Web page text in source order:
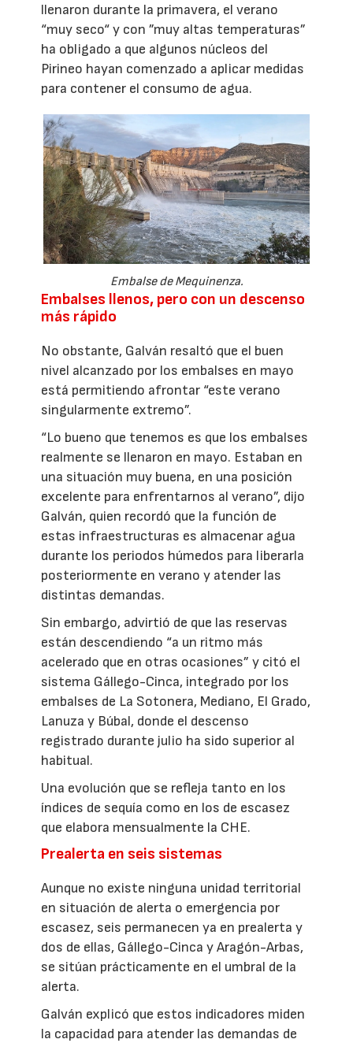
llenaron durante la primavera, el verano
“muy seco“ y con ”muy altas temperaturas”
ha obligado a que algunos núcleos del
Pirineo hayan comenzado a aplicar medidas
para contener el consumo de agua.
Embalse de Mequinenza.
Embalses llenos, pero con un descenso
más rápido
No obstante, Galván resaltó que el buen
nivel alcanzado por los embalses en mayo
está permitiendo afrontar “este verano
singularmente extremo”.
“Lo bueno que tenemos es que los embalses
realmente se llenaron en mayo. Estaban en
una situación muy buena, en una posición
excelente para enfrentarnos al verano”, dijo
Galván, quien recordó que la función de
estas infraestructuras es almacenar agua
durante los periodos húmedos para liberarla
posteriormente en verano y atender las
distintas demandas.
Sin embargo, advirtió de que las reservas
están descendiendo “a un ritmo más
acelerado que en otras ocasiones” y citó el
sistema Gállego-Cinca, integrado por los
embalses de La Sotonera, Mediano, El Grado,
Lanuza y Búbal, donde el descenso
registrado durante julio ha sido superior al
habitual.
Una evolución que se refleja tanto en los
índices de sequía como en los de escasez
que elabora mensualmente la CHE.
Prealerta en seis sistemas
Aunque no existe ninguna unidad territorial
en situación de alerta o emergencia por
escasez, seis permanecen ya en prealerta y
dos de ellas, Gállego-Cinca y Aragón-Arbas,
se sitúan prácticamente en el umbral de la
alerta.
Galván explicó que estos indicadores miden
la capacidad para atender las demandas de